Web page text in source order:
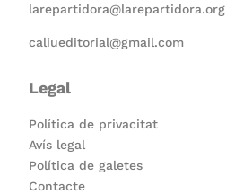
larepartidora@larepartidora.org
caliueditorial@gmail.com
Legal
Política de privacitat
Avís legal
Política de galetes
Contacte